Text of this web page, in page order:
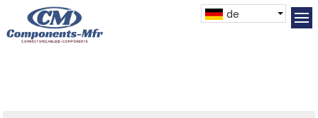
de